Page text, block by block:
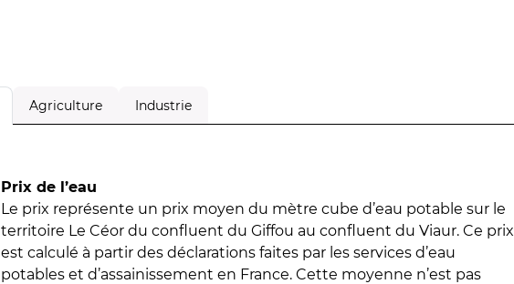
Agriculture Industrie
Prix de l’eau
Le prix représente un prix moyen du mètre cube d’eau potable sur le
territoire Le Céor du confluent du Giffou au confluent du Viaur. Ce prix
est calculé à partir des déclarations faites par les services d’eau
potables et d’assainissement en France. Cette moyenne n’est pas